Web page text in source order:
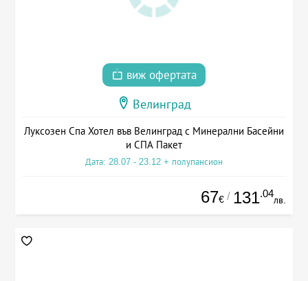
виж офертата
Велинград
Луксозен Спа Хотел във Велинград с Минерални Басейни
и СПА Пакет
Дата: 28.07 - 23.12 + полупансион
67€ / 131.04
лв.